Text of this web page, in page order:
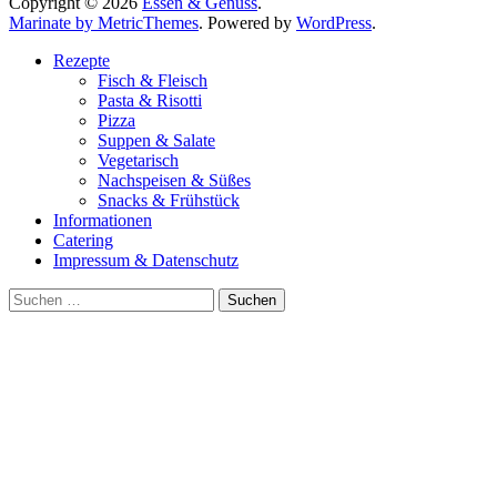
Marinate by MetricThemes. Powered by WordPress.
Rezepte
Fisch & Fleisch
Pasta & Risotti
Pizza
Suppen & Salate
Vegetarisch
Nachspeisen & Süßes
Snacks & Frühstück
Informationen
Catering
Impressum & Datenschutz
Suche
nach: